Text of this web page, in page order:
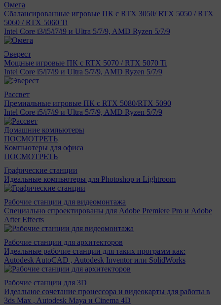
Омега
Сбалансированные игровые ПК с RTX 3050/ RTX 5050 / RTX
5060 / RTX 5060 Ti
Intel Core i3/i5/i7/i9 и Ultra 5/7/9, AMD Ryzen 5/7/9
Эверест
Мощные игровые ПК с RTX 5070 / RTX 5070 Ti
Intel Core i5/i7/i9 и Ultra 5/7/9, AMD Ryzen 5/7/9
Рассвет
Премиальные игровые ПК с RTX 5080/RTX 5090
Intel Core i5/i7/i9 и Ultra 5/7/9, AMD Ryzen 5/7/9
Домашние компьютеры
ПОСМОТРЕТЬ
Компьютеры для офиса
ПОСМОТРЕТЬ
Графические станции
Идеальные компьютеры для Photoshop и Lightroom
Рабочие станции для видеомонтажа
Специально спроектированы для Adobe Premiere Pro и Adobe
After Effects
Рабочие станции для архитекторов
Идеальные рабочие станции для таких программ как:
Autodesk AutoCAD , Autodesk Inventor или SolidWorks
Рабочие станции для 3D
Идеальное сочетание процессора и видеокарты для работы в
3ds Max , Autodesk Maya и Cinema 4D